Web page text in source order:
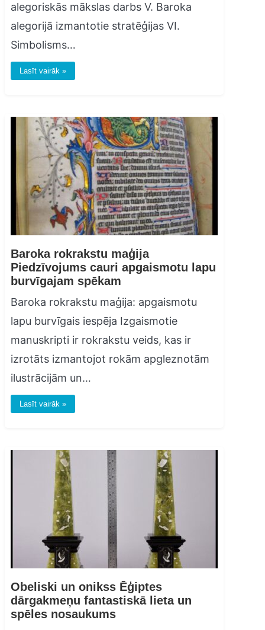
alegoriskās mākslas darbs V. Baroka
alegorijā izmantotie stratēģijas VI.
Simbolisms…
Lasīt vairāk »
Baroka rokrakstu maģija
Piedzīvojums cauri apgaismotu lapu
burvīgajam spēkam
Baroka rokrakstu maģija: apgaismotu
lapu burvīgais iespēja Izgaismotie
manuskripti ir rokrakstu veids, kas ir
izrotāts izmantojot rokām apgleznotām
ilustrācijām un…
Lasīt vairāk »
Obeliski un onikss Ēģiptes
dārgakmeņu fantastiskā lieta un
spēles nosaukums